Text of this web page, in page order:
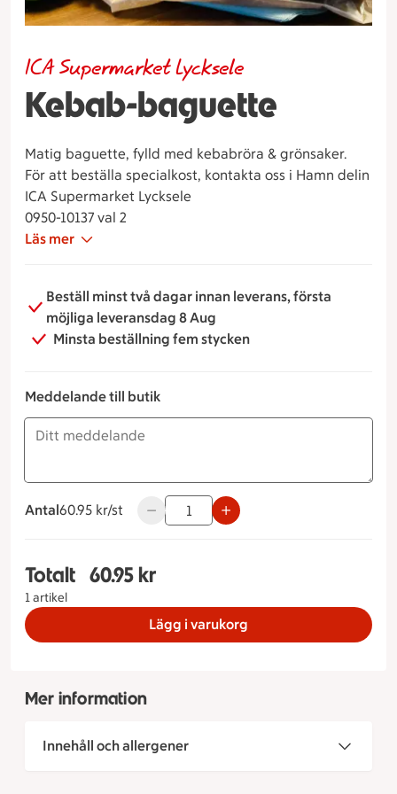
Kebab-baguette
ICA Supermarket Lycksele
Matig baguette, fylld med kebabröra & grönsaker.
För att beställa specialkost, kontakta oss i Hamn delin
ICA Supermarket Lycksele
0950-10137 val 2
Läs mer
Beställ minst två dagar innan leverans, första
möjliga leveransdag 8 Aug
Minsta beställning fem stycken
Meddelande till butik
Antal
60.95 kronor styck
60.95 kr/st Använd knapparna för att minska
Totalt
1 artikel
Totalt 1 stycken Kebab-baguette, 60.95 kronor
60.95 kr
Lägg i varukorg
Mer information
Innehåll och allergener